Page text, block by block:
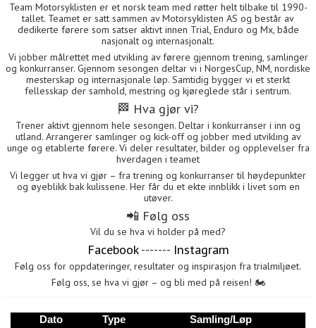
Team Motorsyklisten er et norsk team med røtter helt tilbake til 1990-
tallet. Teamet er satt sammen av Motorsyklisten AS og består av
dedikerte førere som satser aktivt innen Trial, Enduro og Mx, både
nasjonalt og internasjonalt.
Vi jobber målrettet med utvikling av førere gjennom trening, samlinger
og konkurranser. Gjennom sesongen deltar vi i NorgesCup, NM, nordiske
mesterskap og internasjonale løp. Samtidig bygger vi et sterkt
fellesskap der samhold, mestring og kjøreglede står i sentrum.
🏁 Hva gjør vi?
Trener aktivt gjennom hele sesongen. Deltar i konkurranser i inn og
utland. Arrangerer samlinger og kick-off og jobber med utvikling av
unge og etablerte førere. Vi deler resultater, bilder og opplevelser fra
hverdagen i teamet
Vi legger ut hva vi gjør – fra trening og konkurranser til høydepunkter
og øyeblikk bak kulissene. Her får du et ekte innblikk i livet som en
utøver.
📲 Følg oss
Vil du se hva vi holder på med?
Facebook------- Instagram
Følg oss for oppdateringer, resultater og inspirasjon fra trialmiljøet.
Følg oss, se hva vi gjør – og bli med på reisen! 🏍️
Dato Type
Samling/Løp